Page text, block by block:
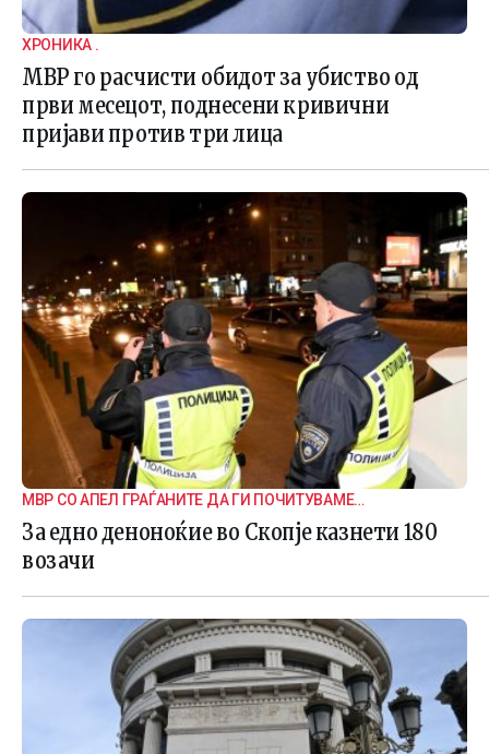
ХРОНИКА .
МВР го расчисти обидот за убиство од
први месецот, поднесени кривични
пријави против три лица
МВР СО АПЕЛ ГРАЃАНИТЕ ДА ГИ ПОЧИТУВАМЕ
СООБРАЌАЈНИТЕ ПРАВИЛА
За едно деноноќие во Скопје казнети 180
возачи